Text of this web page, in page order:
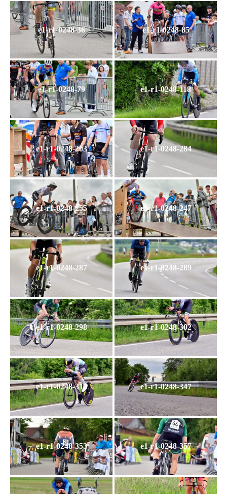
e1-r1-0248-36 e1-r1-0248-85
e1-r1-0248-79 e1-r1-0248-118
e1-r1-0248-203 e1-r1-0248-284
e1-r1-0248-255 e1-r1-0248-247
e1-r1-0248-287 e1-r1-0248-289
e1-r1-0248-298 e1-r1-0248-302
e1-r1-0248-315 e1-r1-0248-347
e1-r1-0248-353 e1-r1-0248-357